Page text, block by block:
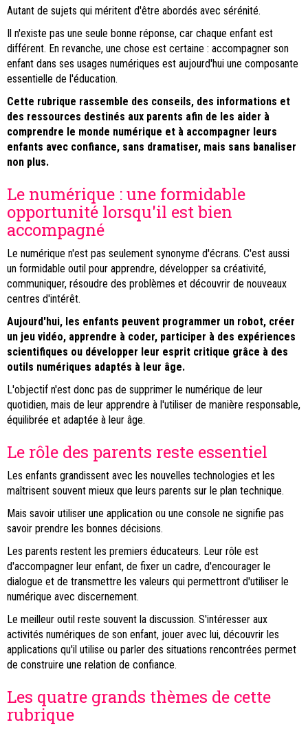
Autant de sujets qui méritent d'être abordés avec sérénité.
Il n'existe pas une seule bonne réponse, car chaque enfant est
différent. En revanche, une chose est certaine : accompagner son
enfant dans ses usages numériques est aujourd'hui une composante
essentielle de l'éducation.
Cette rubrique rassemble des conseils, des informations et
des ressources destinés aux parents afin de les aider à
comprendre le monde numérique et à accompagner leurs
enfants avec confiance, sans dramatiser, mais sans banaliser
non plus.
Le numérique : une formidable
opportunité lorsqu'il est bien
accompagné
Le numérique n'est pas seulement synonyme d'écrans. C'est aussi
un formidable outil pour apprendre, développer sa créativité,
communiquer, résoudre des problèmes et découvrir de nouveaux
centres d'intérêt.
Aujourd'hui, les enfants peuvent programmer un robot, créer
un jeu vidéo, apprendre à coder, participer à des expériences
scientifiques ou développer leur esprit critique grâce à des
outils numériques adaptés à leur âge.
L'objectif n'est donc pas de supprimer le numérique de leur
quotidien, mais de leur apprendre à l'utiliser de manière responsable,
équilibrée et adaptée à leur âge.
Le rôle des parents reste essentiel
Les enfants grandissent avec les nouvelles technologies et les
maîtrisent souvent mieux que leurs parents sur le plan technique.
Mais savoir utiliser une application ou une console ne signifie pas
savoir prendre les bonnes décisions.
Les parents restent les premiers éducateurs. Leur rôle est
d'accompagner leur enfant, de fixer un cadre, d'encourager le
dialogue et de transmettre les valeurs qui permettront d'utiliser le
numérique avec discernement.
Le meilleur outil reste souvent la discussion. S'intéresser aux
activités numériques de son enfant, jouer avec lui, découvrir les
applications qu'il utilise ou parler des situations rencontrées permet
de construire une relation de confiance.
Les quatre grands thèmes de cette
rubrique